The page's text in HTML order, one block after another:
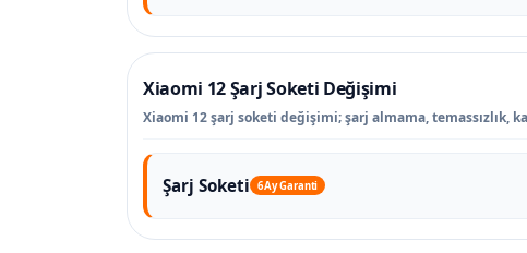
Xiaomi 12 Şarj Soketi Değişimi
Xiaomi 12 şarj soketi değişimi; şarj almama, temassızlık,
Şarj Soketi 6 Ay Garanti